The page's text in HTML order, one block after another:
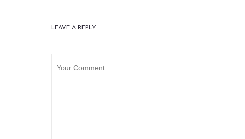
LEAVE A REPLY